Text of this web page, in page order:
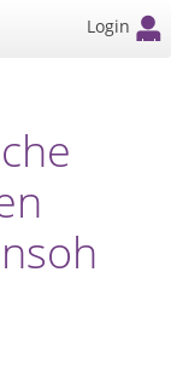
Login